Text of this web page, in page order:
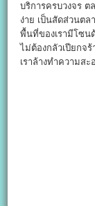
บริการครบวงจร ต
ง่าย เป็นสัดส่วนตล
พื้นที่ของเรามีโซ
ไม่ต้องกลัวเปียกจ
เราล้างทำความส